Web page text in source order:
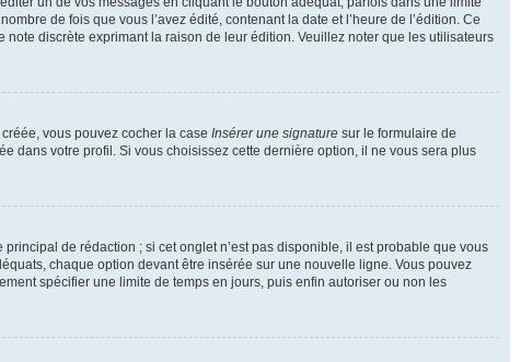
de fois que vous l’avez édité, contenant la date et l’heure de l’édition. Ce
note discrète exprimant la raison de leur édition. Veuillez noter que les utilisateurs
vous pouvez cocher la case Insérer une signature sur le formulaire de
dans votre profil. Si vous choisissez cette dernière option, il ne vous sera plus
de rédaction ; si cet onglet n’est pas disponible, il est probable que vous
chaque option devant être insérée sur une nouvelle ligne. Vous pouvez
spécifier une limite de temps en jours, puis enfin autoriser ou non les